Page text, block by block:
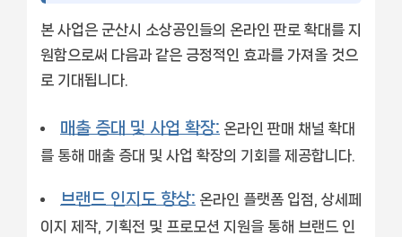
본 사업은 군산시 소상공인들의 온라인 판로 확대를 지
원함으로써 다음과 같은 긍정적인 효과를 가져올 것으
로 기대됩니다.
매출 증대 및 사업 확장: 온라인 판매 채널 확대
를 통해 매출 증대 및 사업 확장의 기회를 제공합니다.
브랜드 인지도 향상: 온라인 플랫폼 입점, 상세페
이지 제작, 기획전 및 프로모션 지원을 통해 브랜드 인